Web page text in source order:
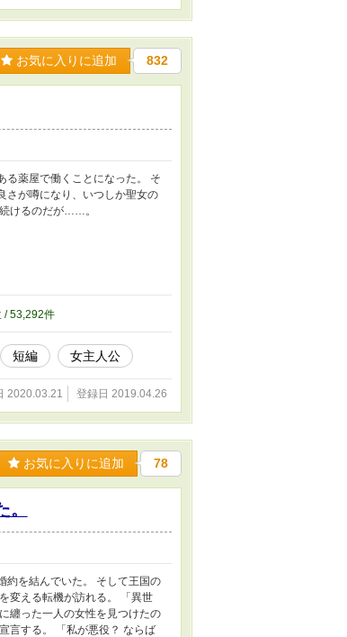
お気に入りに追加 832
る薬屋で働くことになった。 そ
さが噂になり、いつしか聖女の
けるのだが……。
/ 53,292件
短編 女主人公
2020.03.21 登録日 2019.04.26
お気に入りに追加 78
約を結んでいた。 そして王国の
変える転機が訪れる。 「異世
纏った一人の女性を見つけたの
言する。 「私が悪役？ ならば